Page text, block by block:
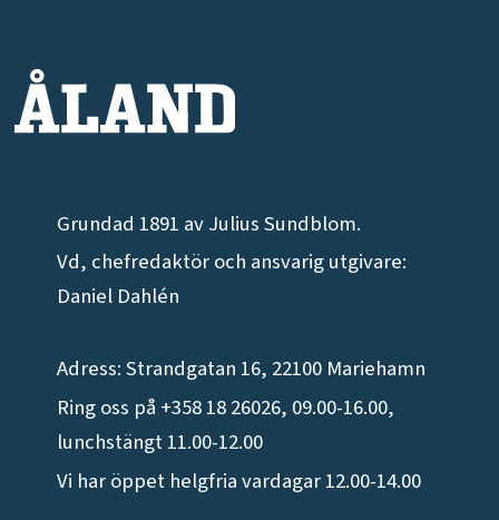
Grundad 1891 av Julius Sundblom.
Vd, chefredaktör och ansvarig utgivare:
Daniel Dahlén
Adress: Strandgatan 16, 22100 Mariehamn
Ring oss på +358 18 26026, 09.00-16.00,
lunchstängt 11.00-12.00
Vi har öppet helgfria vardagar 12.00-14.00